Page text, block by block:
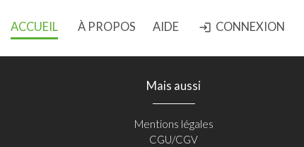
ACCUEIL À PROPOS AIDE login CONNEXION
Mais aussi
Mentions légales
CGU/CGV